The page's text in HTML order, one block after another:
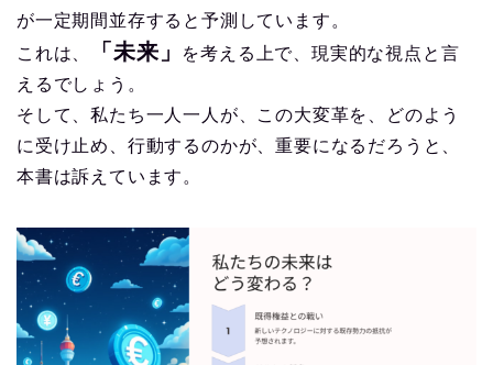
が一定期間並存すると予測しています。
これは、
「未来」
を考える上で、現実的な視点と言
えるでしょう。
そして、私たち一人一人が、この大変革を、どのよう
に受け止め、行動するのかが、重要になるだろうと、
本書は訴えています。